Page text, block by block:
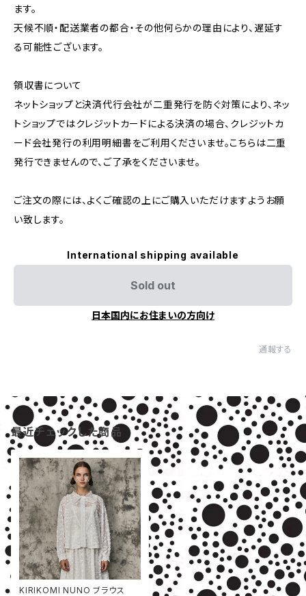
ます。
天候不順・配送業者の都合・その他何らかの理由により、遅延す
る可能性ございます。
領収書について
ネットショップと決済代行会社が二重発行を防ぐ対策により、ネッ
トショップではクレジットカードによる決済の場合、クレジットカ
ード会社発行の利用明細書をご利用くださいませ。こちらは二重
発行できませんので、ご了承をくださいませ。
ご注文の際には、よくご確認の上にご購入いただけますようお願
い致します。
International shipping available
Sold out
日本国内にお住まいの方向け
通報する
最近チェックした商品
KIRIKOMI NUNO ブラウス